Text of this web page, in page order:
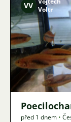
VV Voltr
před 1 dnem •